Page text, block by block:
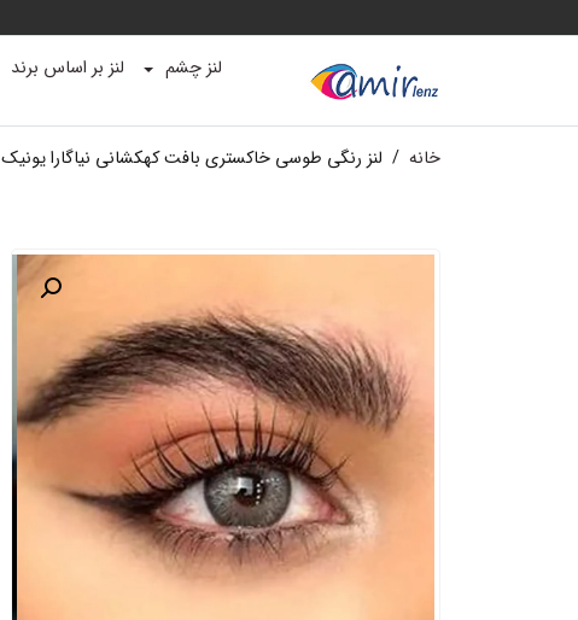
لنز چشم لنز بر اساس برند
خانه / لنز رنگی طوسی خاکستری بافت کهکشانی نیاگارا یونیک